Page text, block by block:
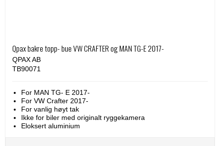
Qpax bakre topp- bue VW CRAFTER og MAN TG-E 2017-
QPAX AB
TB90071
For MAN TG- E 2017-
For VW Crafter 2017-
For vanlig høyt tak
Ikke for biler med originalt ryggekamera
Eloksert aluminium